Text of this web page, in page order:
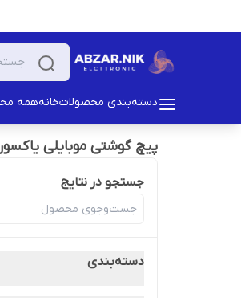
دسته‌بندی محصولاتخانههمه
پیچ گوشتی موبایلی
جستجو در نتایج
دسته‌بندی